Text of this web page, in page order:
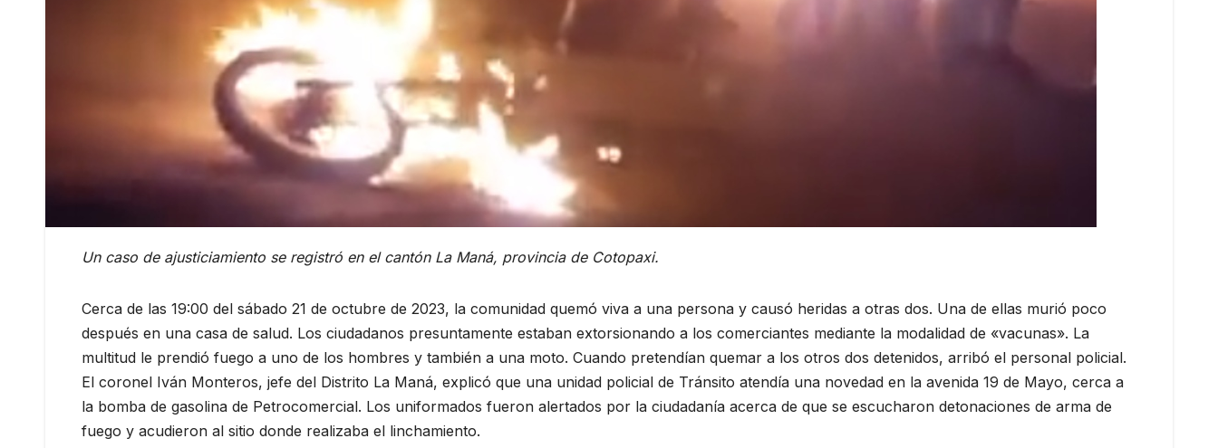
Un caso de ajusticiamiento se registró en el cantón La Maná, provincia de Cotopaxi.
Cerca de las 19:00 del sábado 21 de octubre de 2023, la comunidad quemó viva a una persona y causó heridas a otras dos. Una de ellas murió poco
después en una casa de salud. Los ciudadanos presuntamente estaban extorsionando a los comerciantes mediante la modalidad de «vacunas». La
multitud le prendió fuego a uno de los hombres y también a una moto. Cuando pretendían quemar a los otros dos detenidos, arribó el personal policial.
El coronel Iván Monteros, jefe del Distrito La Maná, explicó que una unidad policial de Tránsito atendía una novedad en la avenida 19 de Mayo, cerca a
la bomba de gasolina de Petrocomercial. Los uniformados fueron alertados por la ciudadanía acerca de que se escucharon detonaciones de arma de
fuego y acudieron al sitio donde realizaba el linchamiento.